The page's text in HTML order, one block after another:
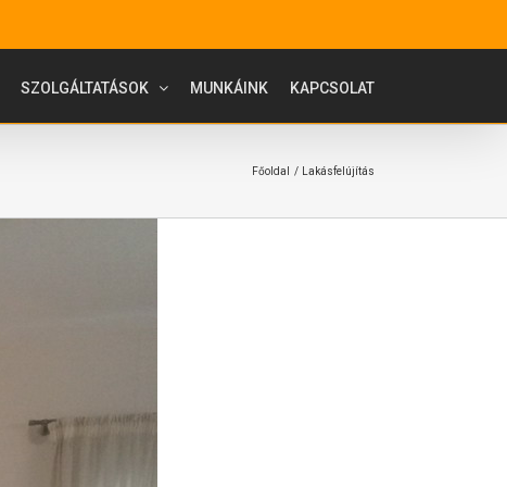
SZOLGÁLTATÁSOK MUNKÁINK KAPCSOLAT
Főoldal Lakásfelújítás